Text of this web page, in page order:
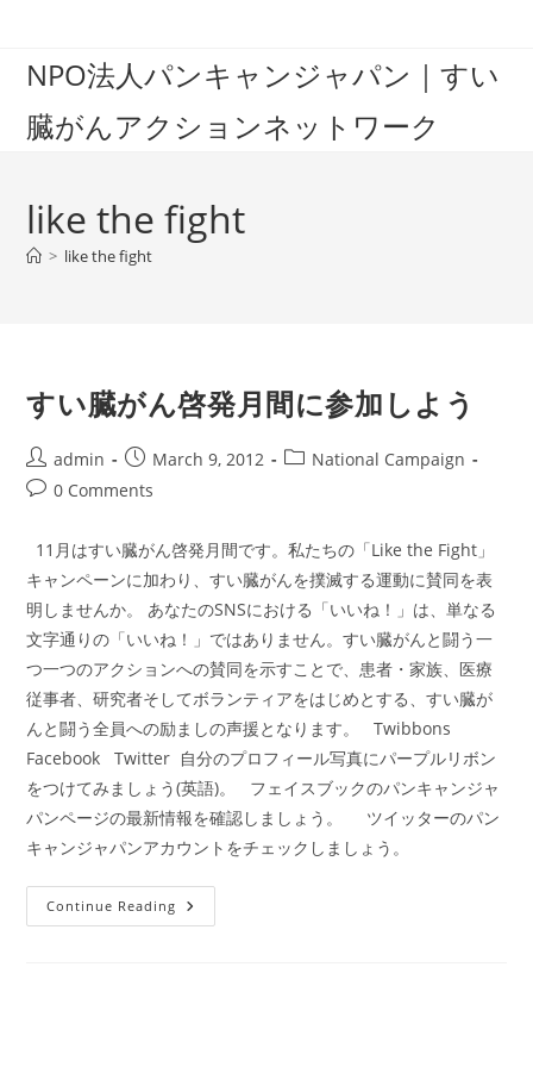
contentNPO法人パンキャンジャパン｜すい
臓がんアクションネットワーク
like the fight
> like the fight
すい臓がん啓発月間に参加しよう
Post
author:
admin
Post
published:
March 9, 2012
PostNational Campaign
Post0 Comments
11月はすい臓がん啓発月間です。私たちの「Like the Fight」
キャンペーンに加わり、すい臓がんを撲滅する運動に賛同を表
明しませんか。 あなたのSNSにおける「いいね！」は、単なる
文字通りの「いいね！」ではありません。すい臓がんと闘う一
つ一つのアクションへの賛同を示すことで、患者・家族、医療
従事者、研究者そしてボランティアをはじめとする、すい臓が
んと闘う全員への励ましの声援となります。 Twibbons
Facebook Twitter 自分のプロフィール写真にパープルリボン
をつけてみましょう(英語)。 フェイスブックのパンキャンジャ
パンページの最新情報を確認しましょう。 ツイッターのパン
キャンジャパンアカウントをチェックしましょう。
Continue Reading す
い